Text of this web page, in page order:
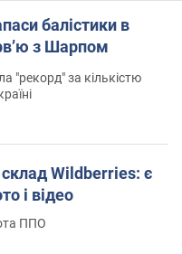
балістики в
з Шарпом
"рекорд" за кількістю
Wildberries: є
і відео
ППО